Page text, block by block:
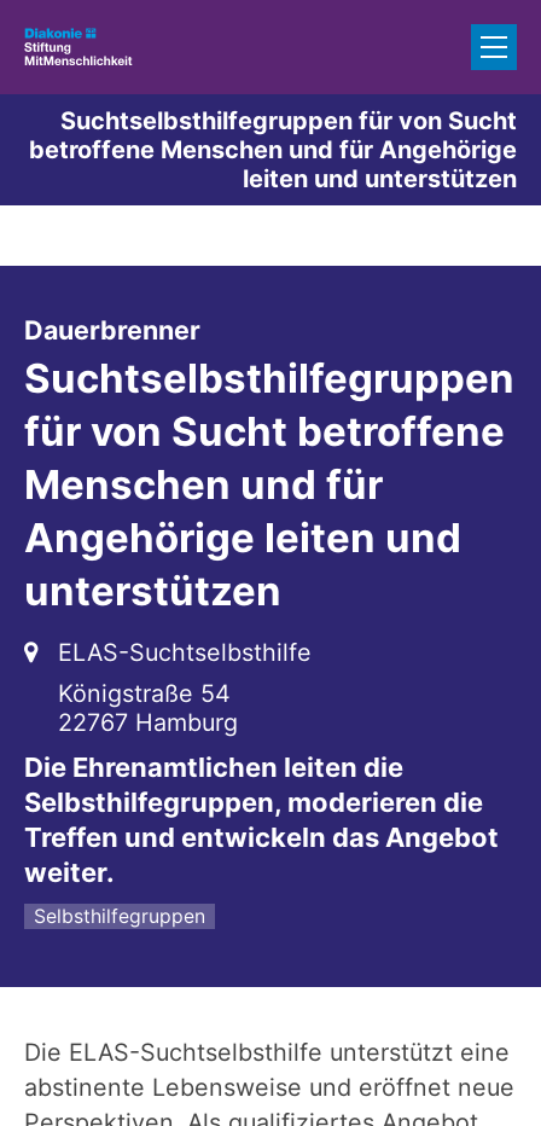
Suchtselbsthilfegruppen für von Sucht
betroffene Menschen und für Angehörige
leiten und unterstützen
Dauerbrenner:
Suchtselbsthilfegruppen
für von Sucht betroffene
Menschen und für
Angehörige leiten und
unterstützen
???msg.page.sr.location???
ELAS-Suchtselbsthilfe
Königstraße 54
22767Hamburg
Die Ehrenamtlichen leiten die
Selbsthilfegruppen, moderieren die
Treffen und entwickeln das Angebot
weiter.
Selbsthilfegruppen
Die ELAS-Suchtselbsthilfe unterstützt eine
abstinente Lebensweise und eröffnet neue